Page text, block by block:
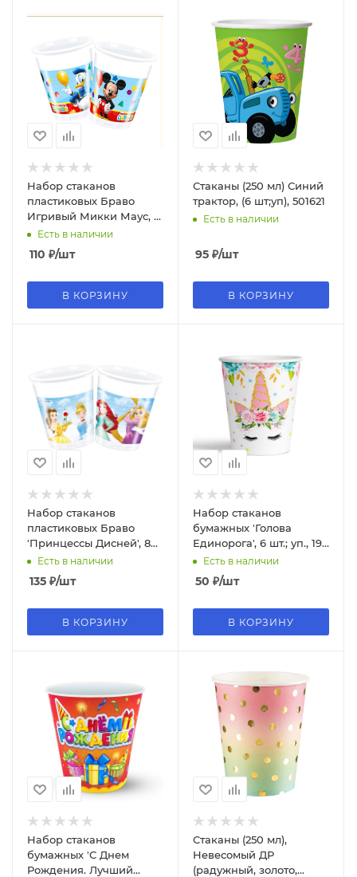
Набор стаканов
пластиковых Браво
Игривый Микки Маус, 8
шт./ уп., по 200 мл., 81509
Есть в наличии
110 ₽/шт
В КОРЗИНУ
Стаканы (250 мл) Синий
трактор, (6 шт;уп), 501621
Есть в наличии
95 ₽/шт
В КОРЗИНУ
Набор стаканов
пластиковых Браво
'Принцессы Дисней', 8
шт.; уп., по 200 мл., 87877
Есть в наличии
135 ₽/шт
В КОРЗИНУ
Набор стаканов
бумажных 'Голова
Единорога', 6 шт.; уп., 190
мл., европодвес, 702026
Есть в наличии
50 ₽/шт
В КОРЗИНУ
Набор стаканов
бумажных 'С Днем
Рождения. Лучший
Стаканы (250 мл),
Невесомый ДР
(радужный, золото,